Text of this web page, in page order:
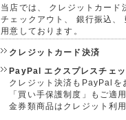
当店では、 クレジットカー
チェックアウト、 銀行振込、
用意しております。
クレジットカード決済
PayPal エクスプレスチェッ
クレジット決済もPayPalを
「買い手保護制度」もご適
金券類商品はクレジット利